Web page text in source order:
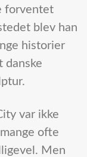
forventet
blev han
historier
danske
var ikke
ofte
Men